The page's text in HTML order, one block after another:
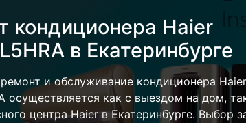
кондиционера Haier
в Екатеринбурге
и обслуживание кондиционера
осуществляется как с выездом на дом,
центра Haier в Екатеринбурге. Выбор